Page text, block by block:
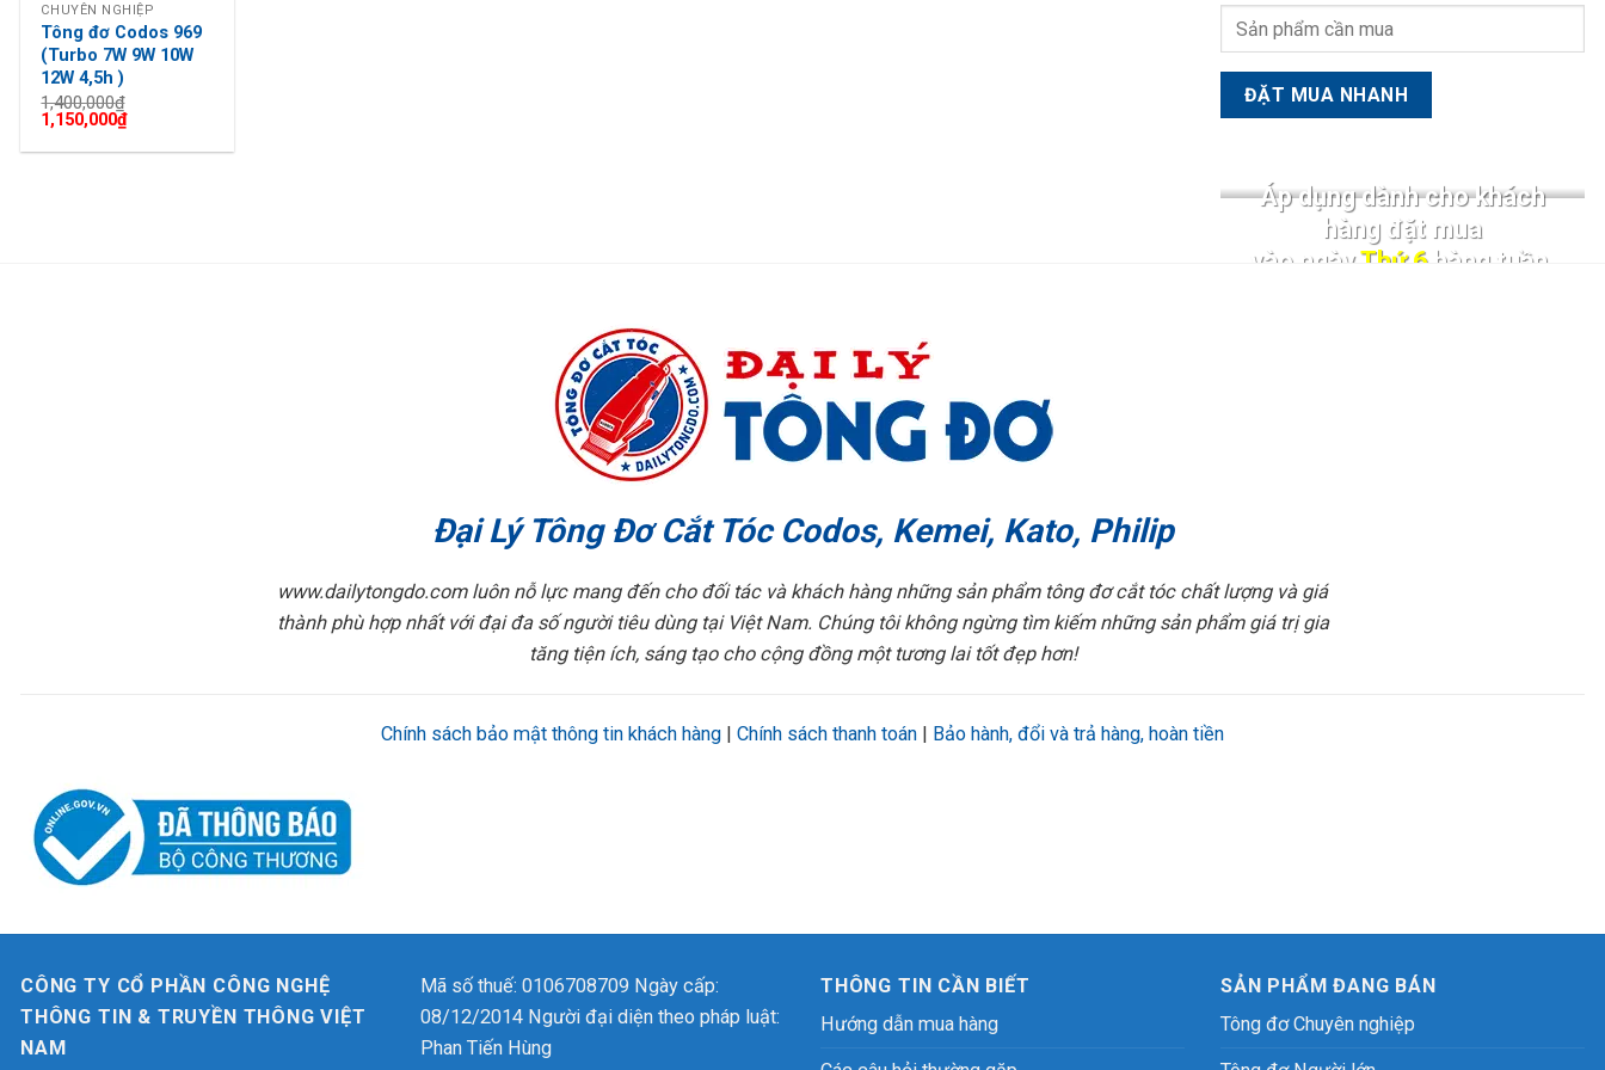
CHUYÊN NGHIỆP
Tông đơ Codos 969
(Turbo 7W 9W 10W
12W 4,5h )
1,400,000₫
Giá
gốc
là:
1,150,000₫Giá
hiện
tại
Áp dụng dành cho khách
hàng đặt mua
vào ngàyThứ 6hàng tuần.
Đại Lý Tông Đơ Cắt Tóc Codos, Kemei, Kato, Philip
www.dailytongdo.com luôn nỗ lực mang đến cho đối tác và khách hàng những sản phẩm tông đơ cắt tóc chất lượng và giá
thành phù hợp nhất với đại đa số người tiêu dùng tại Việt Nam. Chúng tôi không ngừng tìm kiếm những sản phẩm giá trị gia
tăng tiện ích, sáng tạo cho cộng đồng một tương lai tốt đẹp hơn!
Chính sách bảo mật thông tin khách hàng | Chính sách thanh toán | Bảo hành, đổi và trả hàng, hoàn tiền
CÔNG TY CỔ PHẦN CÔNG NGHỆ
THÔNG TIN & TRUYỀN THÔNG VIỆT
NAM
Mã số thuế: 0106708709 Ngày cấp:
08/12/2014 Người đại diện theo pháp luật:
Phan Tiến Hùng
THÔNG TIN CẦN BIẾT
Hướng dẫn mua hàng
SẢN PHẨM ĐANG BÁN
Tông đơ Chuyên nghiệp